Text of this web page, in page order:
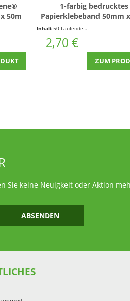
50m
* / 1 Laufende(r) Meter)
1-farbig bedrucktes
Papierklebeband 50mm
Braun mit Logo positiv
Inhalt 50 Laufende(r) Meter
2,70 €
ZUM
Sie keine Neuigkeit oder Aktion
ABSENDEN